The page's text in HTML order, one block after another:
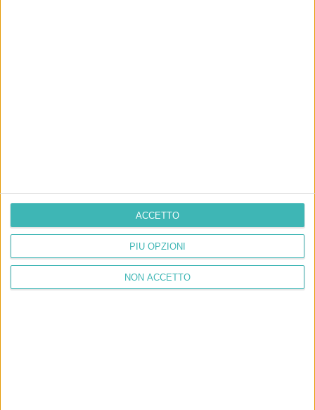
PIÙ OPZIONI
NON ACCETTO
ACCETTO